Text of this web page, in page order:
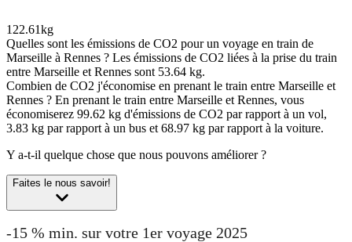
122.61kg
Quelles sont les émissions de CO2 pour un voyage en train de
Marseille à Rennes ? Les émissions de CO2 liées à la prise du train
entre Marseille et Rennes sont 53.64 kg.
Combien de CO2 j'économise en prenant le train entre Marseille et
Rennes ? En prenant le train entre Marseille et Rennes, vous
économiserez 99.62 kg d'émissions de CO2 par rapport à un vol,
3.83 kg par rapport à un bus et 68.97 kg par rapport à la voiture.
Y a-t-il quelque chose que nous pouvons améliorer ?
Faites le nous savoir!
-15 % min. sur votre 1er voyage 2025